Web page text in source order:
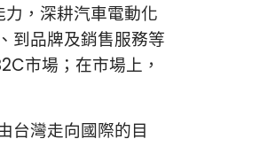
，深耕汽車電動化
到品牌及銷售服務等
市場；在市場上，
台灣走向國際的目